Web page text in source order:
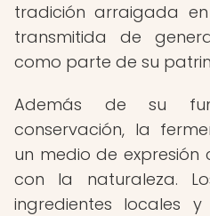
tradición arraigada
transmitida de
como parte de su
Además de su
conservación, la
un medio de expresión
con la naturaleza.
ingredientes locales